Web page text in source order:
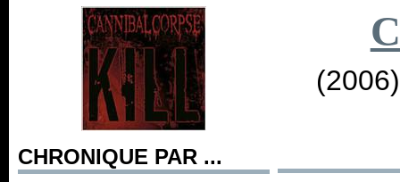
CHRONIQUE PAR ...